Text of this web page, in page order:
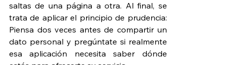
saltas de una página a otra. Al final, se
trata de aplicar el principio de prudencia:
Piensa dos veces antes de compartir un
dato personal y pregúntate si realmente
esa aplicación necesita saber dónde